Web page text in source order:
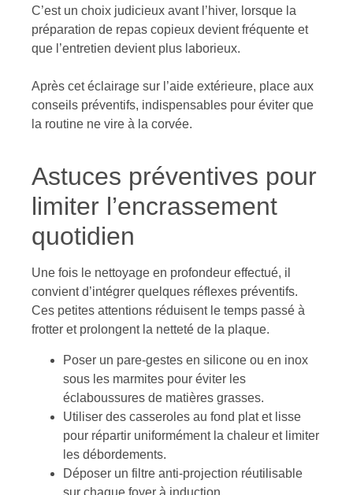
C’est un choix judicieux avant l’hiver, lorsque la
préparation de repas copieux devient fréquente et
que l’entretien devient plus laborieux.
Après cet éclairage sur l’aide extérieure, place aux
conseils préventifs, indispensables pour éviter que
la routine ne vire à la corvée.
Astuces préventives pour
limiter l’encrassement
quotidien
Une fois le nettoyage en profondeur effectué, il
convient d’intégrer quelques réflexes préventifs.
Ces petites attentions réduisent le temps passé à
frotter et prolongent la netteté de la plaque.
Poser un pare-gestes en silicone ou en inox
sous les marmites pour éviter les
éclaboussures de matières grasses.
Utiliser des casseroles au fond plat et lisse
pour répartir uniformément la chaleur et limiter
les débordements.
Déposer un filtre anti-projection réutilisable
sur chaque foyer à induction.